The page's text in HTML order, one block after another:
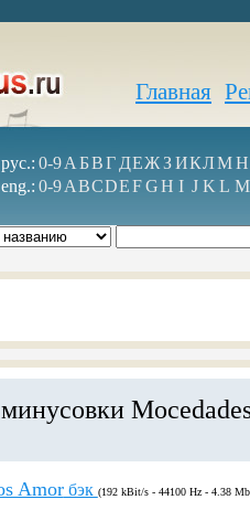
Главная
рус.: 0-9А БВГ ДЕЖ З ИКЛМН
eng.: 0-9ABCDEFGH I J K L M
Amorбэк (192 kBit/s - 44100 Hz - 4.38